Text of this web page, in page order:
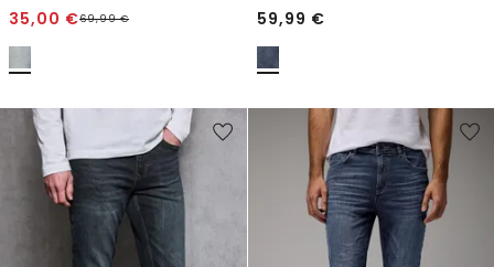
35,00 €69,99€ 59,99 €